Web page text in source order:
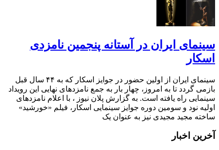
سینمای ایران در آستانه پنجمین نامزدی
اسکار
سینمای ایران از اولین حضور در جوایز اسکار که به ۴۴ سال قبل
بازمی گردد تا به امروز، چهار بار به جمع نامزدهای نهایی این رویداد
سینمایی راه یافته است. به گزارش پلان نیوز ، با اعلام نامزدهای
اولیه نود و سومین دوره جوایز سینمایی اسکار، فیلم «خورشید»
ساخته مجید مجیدی نیز به عنوان یک
آخرین اخبار